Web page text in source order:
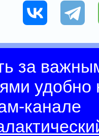
за
канале